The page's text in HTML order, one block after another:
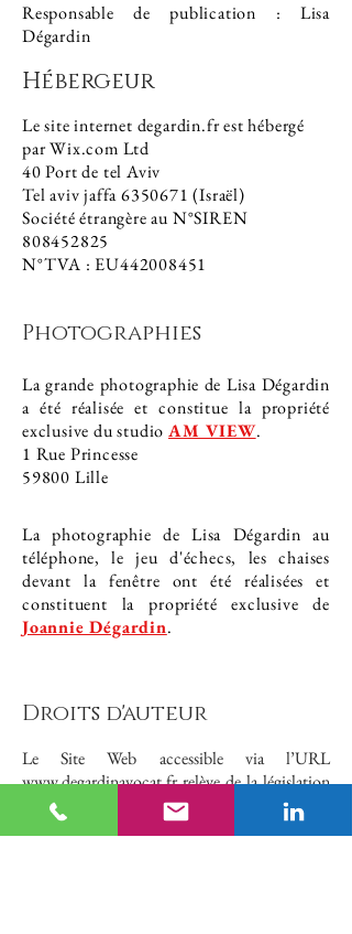
Responsable de publication : Lisa
Dégardin
Hébergeur
Le site internet degardin.fr est hébergé
par Wix.com Ltd
40 Port de tel Aviv
Tel aviv jaffa 6350671 (Israël)
Société étrangère au N°SIREN
808452825
N°TVA : EU442008451
Photographies
La grande photographie de Lisa Dégardin
a été réalisée et constitue la propriété
exclusive du studioAM VIEW.
1 Rue Princesse
59800 Lille
La photographie de Lisa Dégardin au
téléphone, le jeu d'échecs, les chaises
devant la fenêtre ont été réalisées et
constituent la propriété exclusive de
Joannie Dégardin.
Droits d'auteur
Le Site Web accessible via l’URL
www.degardinavocat.frrelève de la législation
française et internationale sur le droit d’auteur
et la propriété intellectuelle.